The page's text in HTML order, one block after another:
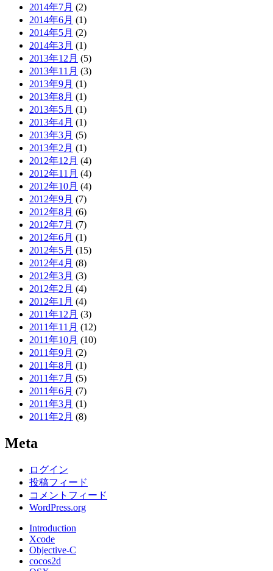
2014年7月 (2)
2014年6月 (1)
2014年5月 (2)
2014年3月 (1)
2013年12月 (5)
2013年11月 (3)
2013年9月 (1)
2013年8月 (1)
2013年5月 (1)
2013年4月 (1)
2013年3月 (5)
2013年2月 (1)
2012年12月 (4)
2012年11月 (4)
2012年10月 (4)
2012年9月 (7)
2012年8月 (6)
2012年7月 (7)
2012年6月 (1)
2012年5月 (15)
2012年4月 (8)
2012年3月 (3)
2012年2月 (4)
2012年1月 (4)
2011年12月 (3)
2011年11月 (12)
2011年10月 (10)
2011年9月 (2)
2011年8月 (1)
2011年7月 (5)
2011年6月 (7)
2011年3月 (1)
2011年2月 (8)
Meta
ログイン
投稿フィード
コメントフィード
WordPress.org
Introduction
Xcode
Objective-C
cocos2d